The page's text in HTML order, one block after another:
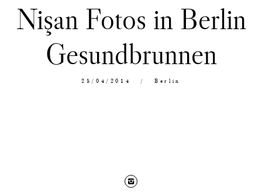
Nişan Fotos in Berlin
Gesundbrunnen
25/04/2014 Berlin